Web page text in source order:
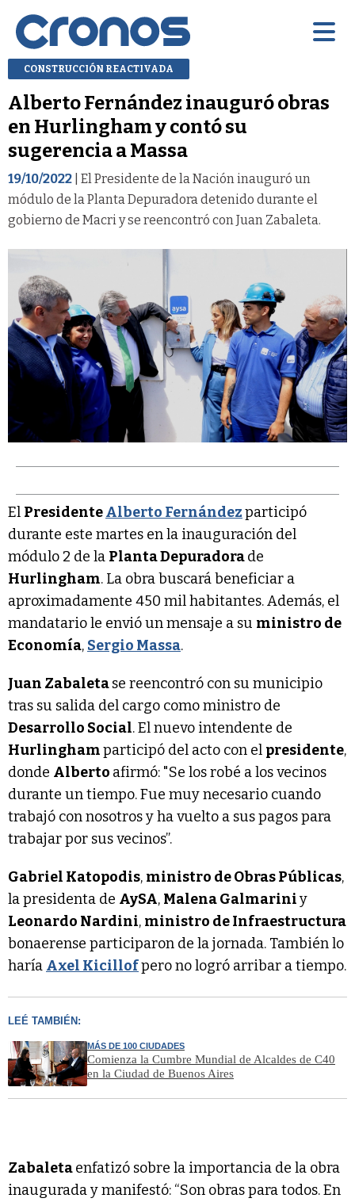
CONSTRUCCIÓN REACTIVADA
Alberto Fernández inauguró obras
en Hurlingham y contó su
sugerencia a Massa
19/10/2022 | El Presidente de la Nación inauguró un
módulo de la Planta Depuradora detenido durante el
gobierno de Macri y se reencontró con Juan Zabaleta.
El PresidenteAlberto Fernándezparticipó
durante este martes en la inauguración del
módulo 2 de la Planta Depuradorade
Hurlingham. La obra buscará beneficiar a
aproximadamente 450 mil habitantes. Además, el
mandatario le envió un mensaje a su ministro de
Economía, Sergio Massa.
Juan Zabaletase reencontró con su municipio
tras su salida del cargo como ministro de
Desarrollo Social. El nuevo intendente de
Hurlinghamparticipó del acto con el presidente,
donde Alberto afirmó: "Se los robé a los vecinos
durante un tiempo. Fue muy necesario cuando
trabajó con nosotros y ha vuelto a sus pagos para
trabajar por sus vecinos”.
Gabriel Katopodis, ministro de Obras Públicas,
la presidenta de AySA, Malena Galmariniy
Leonardo Nardini, ministro de Infraestructura
bonaerense participaron de la jornada. También lo
haría Axel Kicillofpero no logró arribar a tiempo.
LEÉ TAMBIÉN:
MÁS DE 100 CIUDADES
Comienza la Cumbre Mundial de Alcaldes de C40
en la Ciudad de Buenos Aires
Zabaletaenfatizó sobre la importancia de la obra
inaugurada y manifestó: “Son obras para todos. En